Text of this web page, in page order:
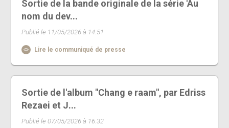
Sortie de la bande originale de la série 'Au
nom du dev...
Publié le 11/05/2026 à 14:51
Lire le communiqué de presse
Sortie de l'album "Chang e raam", par Edriss
Rezaei et J...
Publié le 07/05/2026 à 16:32